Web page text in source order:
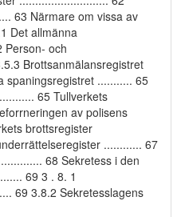
63 Närmare om vissa av
Det allmänna
Person- och
Brottsanmälansregistret
spaningsregistret ........... 65
65 Tullverkets
av polisens
brottsregister
............ 67
68 Sekretess i den
69 3 . 8. 1
69 3.8.2 Sekretesslagens